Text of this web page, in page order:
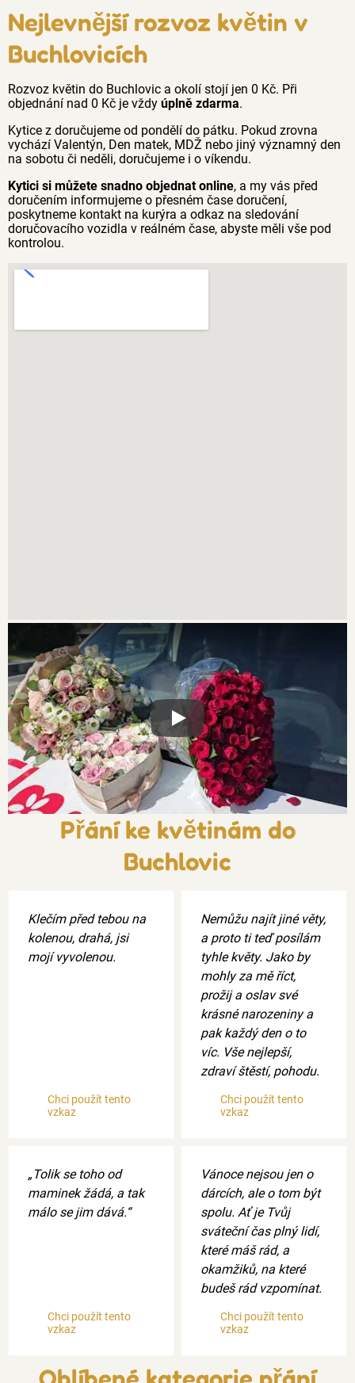
Nejlevnější rozvoz květin v
Buchlovicích
Rozvoz květin do Buchlovic a okolí stojí jen 0 Kč. Při
objednání nad 0 Kč je vždy úplně zdarma.
Kytice z doručujeme od pondělí do pátku. Pokud zrovna
vychází Valentýn, Den matek, MDŽ nebo jiný významný den
na sobotu či neděli, doručujeme i o víkendu.
Kytici si můžete snadno objednat online, a my vás před
doručením informujeme o přesném čase doručení,
poskytneme kontakt na kurýra a odkaz na sledování
doručovacího vozidla v reálném čase, abyste měli vše pod
kontrolou.
Xxx
Přání ke květinám do
Buchlovic
Klečím před tebou na
kolenou, drahá, jsi
mojí vyvolenou.
Chci použít tento
vzkaz
Nemůžu najít jiné věty,
a proto ti teď posílám
tyhle květy. Jako by
mohly za mě říct,
prožij a oslav své
krásné narozeniny a
pak každý den o to
víc. Vše nejlepší,
zdraví štěstí, pohodu.
Chci použít tento
vzkaz
„Tolik se toho od
maminek žádá, a tak
málo se jim dává.“
Chci použít tento
vzkaz
Vánoce nejsou jen o
dárcích, ale o tom být
spolu. Ať je Tvůj
sváteční čas plný lidí,
které máš rád, a
okamžiků, na které
budeš rád vzpomínat.
Chci použít tento
vzkaz